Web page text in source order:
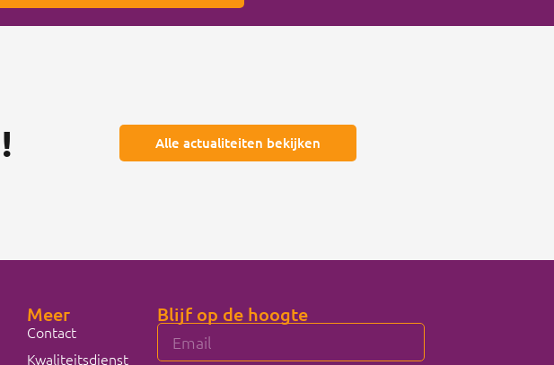
! Alle actualiteiten bekijken
Meer
Contact
Kwaliteitsdienst
Blijf op de hoogte